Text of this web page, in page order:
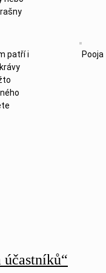
patří i
Pooja